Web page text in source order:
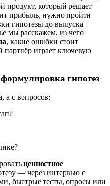
то была только идея. Но
продукт, который решает
прибыль, нужно пройти
гипотезы до выпуска
мы расскажем, из чего
партнёр играет ключевую
гипотез
а с вопросов: